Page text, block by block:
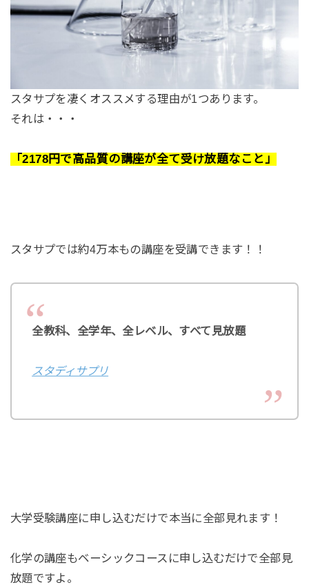
スタサプを凄くオススメする理由が1つあります。
それは・・・
「2178円で高品質の講座が全て受け放題なこと」
スタサプでは約4万本もの講座を受講できます！！
全教科、全学年、全レベル、すべて見放題
スタディサプリ
大学受験講座に申し込むだけで本当に全部見れます！
化学の講座もベーシックコースに申し込むだけで全部見
放題ですよ。